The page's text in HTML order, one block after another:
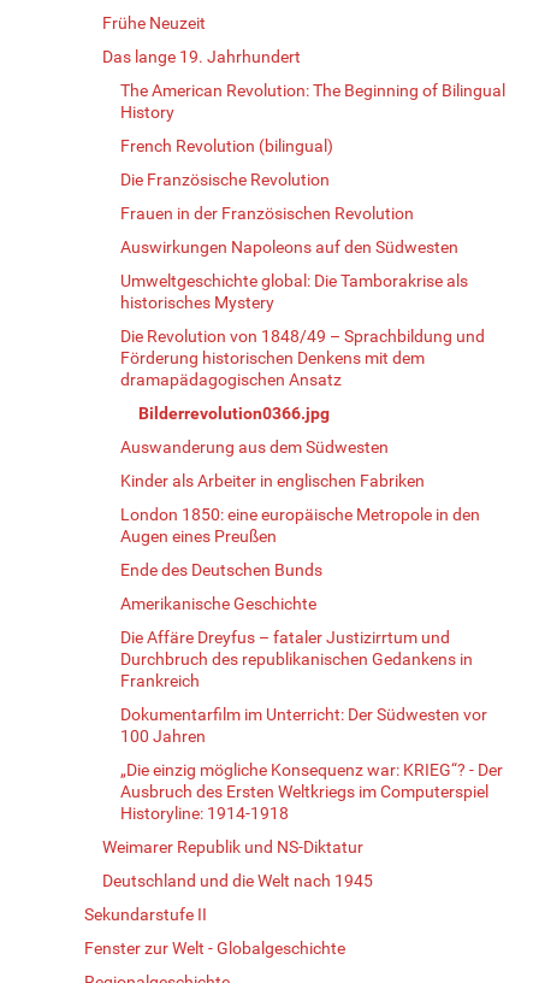
Frühe Neuzeit
Das lange 19. Jahrhundert
The American Revolution: The Beginning of Bilingual
History
French Revolution (bilingual)
Die Französische Revolution
Frauen in der Französischen Revolution
Auswirkungen Napoleons auf den Südwesten
Umweltgeschichte global: Die Tamborakrise als
historisches Mystery
Die Revolution von 1848/49 – Sprachbildung und
Förderung historischen Denkens mit dem
dramapädagogischen Ansatz
Bilderrevolution0366.jpg
Auswanderung aus dem Südwesten
Kinder als Arbeiter in englischen Fabriken
London 1850: eine europäische Metropole in den
Augen eines Preußen
Ende des Deutschen Bunds
Amerikanische Geschichte
Die Affäre Dreyfus – fataler Justizirrtum und
Durchbruch des republikanischen Gedankens in
Frankreich
Dokumentarfilm im Unterricht: Der Südwesten vor
100 Jahren
„Die einzig mögliche Konsequenz war: KRIEG“? - Der
Ausbruch des Ersten Weltkriegs im Computerspiel
Historyline: 1914-1918
Weimarer Republik und NS-Diktatur
Deutschland und die Welt nach 1945
Sekundarstufe II
Fenster zur Welt - Globalgeschichte